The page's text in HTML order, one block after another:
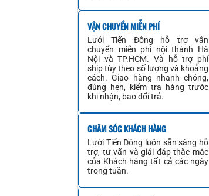
VẬN CHUYỂN MIỄN PHÍ
Lưới Tiến Đông hỗ trợ vận
chuyển miễn phí nội thành Hà
Nội và TP.HCM. Và hỗ trợ phí
ship tùy theo số lượng và khoảng
cách. Giao hàng nhanh chóng,
đúng hẹn, kiểm tra hàng trước
khi nhận, bao đổi trả.
CHĂM SÓC KHÁCH HÀNG
Lưới Tiến Đông luôn sẵn sàng hỗ
trợ, tư vấn và giải đáp thắc mắc
của Khách hàng tất cả các ngày
trong tuần.